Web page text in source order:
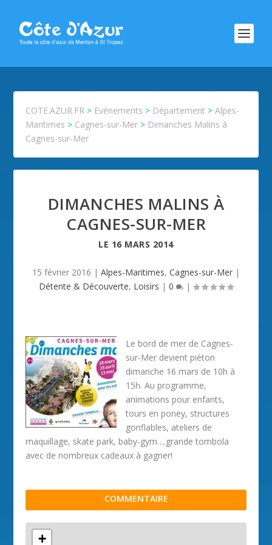
COTE.AZUR.FR > Evénements > Département >Alpes-
Maritimes > Cagnes-sur-Mer > Dimanches Malins à
Cagnes-sur-Mer
DIMANCHES MALINS À
CAGNES-SUR-MER
LE 16 MARS 2014
15 février 2016 | Alpes-Maritimes, Cagnes-sur-Mer |
Détente & Découverte, Loisirs | 0 |
Le bord de mer de Cagnes-
sur-Mer devient piéton
dimanche 16 mars de 10h à
15h. Au programme,
animations pour enfants,
tours en poney, structures
gonflables, ateliers de
maquillage, skate park, baby-gym….grande tombola
avec de nombreux cadeaux à gagner!
COMMENTAIRE
+